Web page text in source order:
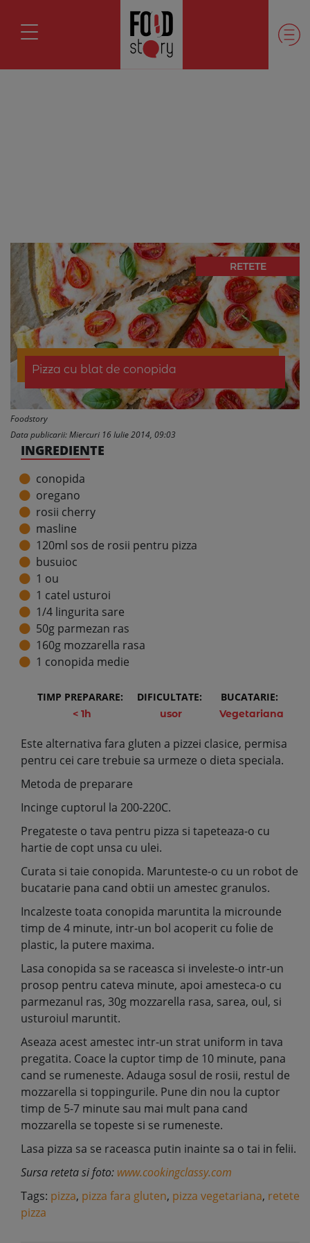
RETETE
Pizza cu blat de conopida
Foodstory
Data publicarii: Miercuri 16 Iulie 2014, 09:03
TIMP PREPARARE:
< 1h
DIFICULTATE:
usor
BUCATARIE:
Vegetariana
Este alternativa fara gluten a pizzei clasice, permisa
pentru cei care trebuie sa urmeze o dieta speciala.
Metoda de preparare
Incinge cuptorul la 200-220C.
Pregateste o tava pentru pizza si tapeteaza-o cu
hartie de copt unsa cu ulei.
Curata si taie conopida. Marunteste-o cu un robot de
bucatarie pana cand obtii un amestec granulos.
Incalzeste toata conopida maruntita la microunde
timp de 4 minute, intr-un bol acoperit cu folie de
plastic, la putere maxima.
Lasa conopida sa se raceasca si inveleste-o intr-un
prosop pentru cateva minute, apoi amesteca-o cu
parmezanul ras, 30g mozzarella rasa, sarea, oul, si
usturoiul maruntit.
Aseaza acest amestec intr-un strat uniform in tava
pregatita. Coace la cuptor timp de 10 minute, pana
cand se rumeneste. Adauga sosul de rosii, restul de
mozzarella si toppingurile. Pune din nou la cuptor
timp de 5-7 minute sau mai mult pana cand
mozzarella se topeste si se rumeneste.
Lasa pizza sa se raceasca putin inainte sa o tai in felii.
Sursa reteta si foto: www.cookingclassy.com
Tags: pizza, pizza fara gluten, pizza vegetariana, retete
pizza
INGREDIENTE
conopida
oregano
rosii cherry
masline
120ml sos de rosii pentru pizza
busuioc
1 ou
1 catel usturoi
1/4 lingurita sare
50g parmezan ras
160g mozzarella rasa
1 conopida medie